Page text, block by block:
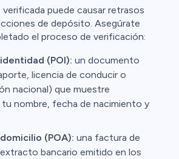
puede causar retrasos
de depósito. Asegúrate
el proceso de verificación:
(POI): un documento
licencia de conducir o
nacional) que muestre
nombre, fecha de nacimiento y
(POA): una factura de
bancario emitido en los